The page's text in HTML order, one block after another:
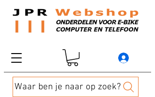
Waar ben je naar op zoek?